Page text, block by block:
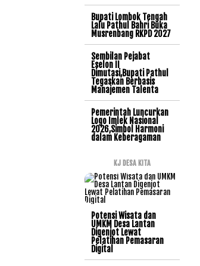
Bupati Lombok Tengah
Lalu Pathul Bahri Buka
Musrenbang RKPD 2027
Sembilan Pejabat
Eselon II
Dimutasi,Bupati Pathul
Tegaskan Berbasis
Manajemen Talenta
Pemerintah Luncurkan
Logo Imlek Nasional
2026,Simbol Harmoni
dalam Keberagaman
KJ DESA KITA
Potensi Wisata dan
UMKM Desa Lantan
Digenjot Lewat
Pelatihan Pemasaran
Digital